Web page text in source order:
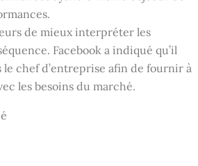
de mieux interpréter les
Facebook a indiqué qu’il
chef d’entreprise afin de fournir à
les besoins du marché.